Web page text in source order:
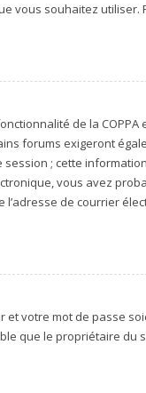
vous souhaitez utiliser.
de la
forums exigeront
; cette
vous avez
de courrier
votre mot de passe
que le propriétaire du